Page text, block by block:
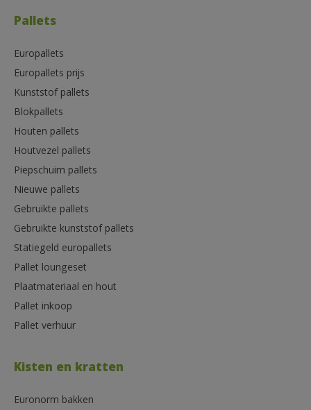
Pallets
Europallets
Europallets prijs
Kunststof pallets
Blokpallets
Houten pallets
Houtvezel pallets
Piepschuim pallets
Nieuwe pallets
Gebruikte pallets
Gebruikte kunststof pallets
Statiegeld europallets
Pallet loungeset
Plaatmateriaal en hout
Pallet inkoop
Pallet verhuur
Kisten en kratten
Euronorm bakken